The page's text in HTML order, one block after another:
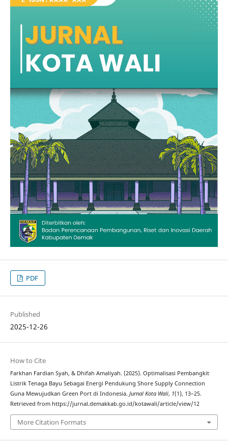
PDF
Published
2025-12-26
How to Cite
Farkhan Fardian Syah, & Dhifah Amaliyah. (2025). Optimalisasi Pembangkit
Listrik Tenaga Bayu Sebagai Energi Pendukung Shore Supply Connection
Guna Mewujudkan Green Port di Indonesia. Jurnal Kota Wali, 1(1), 13–25.
Retrieved from https://jurnal.demakkab.go.id/kotawali/article/view/12
More Citation Formats